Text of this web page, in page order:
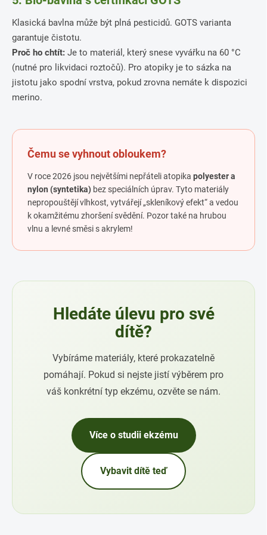
Klasická bavlna může být plná pesticidů. GOTS varianta
garantuje čistotu.
Proč ho chtít: Je to materiál, který snese vyvářku na 60 °C
(nutné pro likvidaci roztočů). Pro atopiky je to sázka na
jistotu jako spodní vrstva, pokud zrovna nemáte k dispozici
merino.
Čemu se vyhnout obloukem?
V roce 2026 jsou největšími nepřáteli atopika polyester a
nylon (syntetika) bez speciálních úprav. Tyto materiály
nepropouštějí vlhkost, vytvářejí „skleníkový efekt“ a vedou
k okamžitému zhoršení svědění. Pozor také na hrubou
vlnu a levné směsi s akrylem!
Hledáte úlevu pro své
dítě?
Vybíráme materiály, které prokazatelně
pomáhají. Pokud si nejste jistí výběrem pro
váš konkrétní typ ekzému, ozvěte se nám.
Více o studii ekzému
Vybavit dítě teď